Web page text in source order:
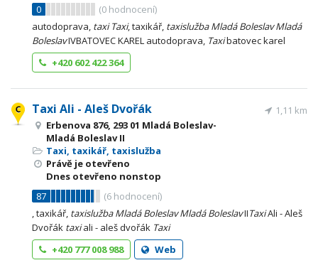
0
(0 hodnocení)
autodoprava, taxi Taxi, taxikář, taxislužba Mladá Boleslav Mladá
BoleslavIVBATOVEC KAREL autodoprava, Taxibatovec karel
+420 602 422 364
Taxi Ali - Aleš Dvořák
Erbenova 876, 293 01 Mladá Boleslav-
Mladá Boleslav II
Taxi, taxikář, taxislužba
Právě je otevřeno
Dnes otevřeno nonstop
87
(6 hodnocení)
1,11 km
, taxikář, taxislužba Mladá Boleslav Mladá BoleslavIITaxiAli - Aleš
Dvořák taxiali - aleš dvořák Taxi
+420 777 008 988
Web